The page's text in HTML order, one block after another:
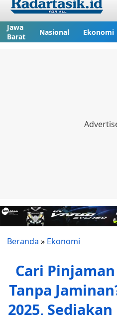
Jawa
Barat
Nasional Ekonomi
Beranda » Ekonomi
Cari
Tanpa
2025,